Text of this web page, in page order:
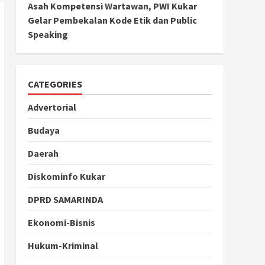
Asah Kompetensi Wartawan, PWI Kukar
Gelar Pembekalan Kode Etik dan Public
Speaking
CATEGORIES
Advertorial
Budaya
Daerah
Diskominfo Kukar
DPRD SAMARINDA
Ekonomi-Bisnis
Hukum-Kriminal